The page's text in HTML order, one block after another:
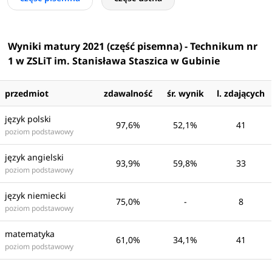
Wyniki matury 2021 (część pisemna) - Technikum nr
1 w ZSLiT im. Stanisława Staszica w Gubinie
przedmiot zdawalność śr. wynik l. zdających
język polski
poziom podstawowy
97,6% 52,1% 41
język angielski
poziom podstawowy
93,9% 59,8% 33
język niemiecki
poziom podstawowy
75,0% - 8
matematyka
poziom podstawowy
61,0% 34,1% 41